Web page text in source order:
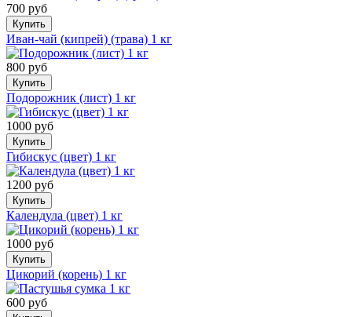
700 руб
Купить
Иван-чай (кипрей) (трава) 1 кг
800 руб
Купить
Подорожник (лист) 1 кг
1000 руб
Купить
Гибискус (цвет) 1 кг
1200 руб
Купить
Календула (цвет) 1 кг
1000 руб
Купить
Цикорий (корень) 1 кг
600 руб